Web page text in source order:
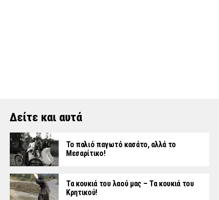
Δείτε και αυτά
Το παλιό παγωτό κασάτο, αλλά το
Μεσαρίτικο!
Τα κουκιά του λαού μας – Τα κουκιά του
Κρητικού!